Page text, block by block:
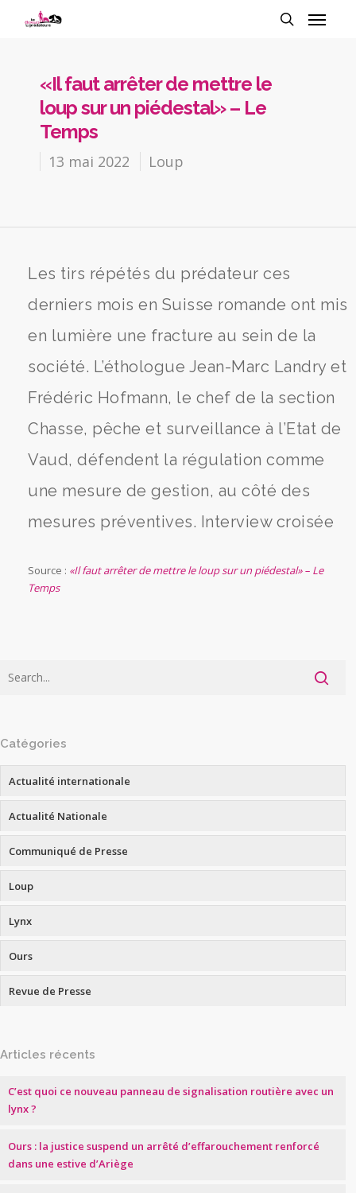
«Il faut arrêter de mettre le
loup sur un piédestal» – Le
Temps
13 mai 2022 Loup
Les tirs répétés du prédateur ces
derniers mois en Suisse romande ont mis
en lumière une fracture au sein de la
société. L’éthologue Jean-Marc Landry et
Frédéric Hofmann, le chef de la section
Chasse, pêche et surveillance à l’Etat de
Vaud, défendent la régulation comme
une mesure de gestion, au côté des
mesures préventives. Interview croisée
Source : «Il faut arrêter de mettre le loup sur un piédestal» – Le
Temps
Catégories
Actualité internationale
Actualité Nationale
Communiqué de Presse
Loup
Lynx
Ours
Revue de Presse
Articles récents
C’est quoi ce nouveau panneau de signalisation routière avec un
lynx ?
Ours : la justice suspend un arrêté d’effarouchement renforcé
dans une estive d’Ariège